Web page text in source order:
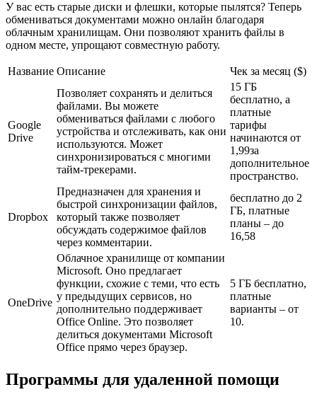
У вас есть старые диски и флешки, которые пылятся? Теперь
обмениваться документами можно онлайн благодаря
облачным хранилищам. Они позволяют хранить файлы в
одном месте, упрощают совместную работу.
Название Описание Чек за месяц ($)
Google
Drive
Позволяет сохранять и делиться
файлами. Вы можете
обмениваться файлами с любого
устройства и отслеживать, как они
используются. Может
синхронизироваться с многими
тайм-трекерами.
15 ГБ
бесплатно, а
платные
тарифы
начинаются от
1,99за
дополнительное
пространство.
Dropbox
Предназначен для хранения и
быстрой синхронизации файлов,
который также позволяет
обсуждать содержимое файлов
через комментарии.
бесплатно до 2
ГБ, платные
планы – до
16,58
OneDrive
Облачное хранилище от компании
Microsoft. Оно предлагает
функции, схожие с теми, что есть
у предыдущих сервисов, но
дополнительно поддерживает
Office Online. Это позволяет
делиться документами Microsoft
Office прямо через браузер.
5 ГБ бесплатно,
платные
варианты – от
10.
Программы для удаленной помощи